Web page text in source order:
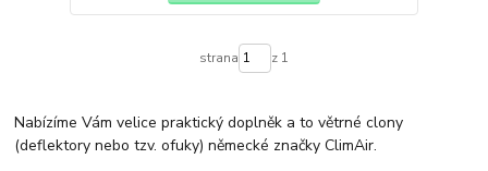
strana z 1
Nabízíme Vám velice praktický doplněk a to větrné clony
(deflektory nebo tzv. ofuky) německé značky ClimAir.